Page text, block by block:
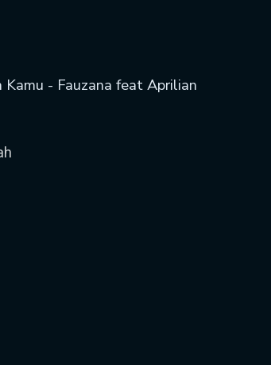
Kamu - Fauzana feat Aprilian